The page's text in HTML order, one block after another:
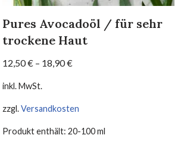
Pures Avocadoöl / für sehr
trockene Haut
12,50€– 18,90€
inkl. MwSt.
zzgl.Versandkosten
Produkt enthält: 20-100ml